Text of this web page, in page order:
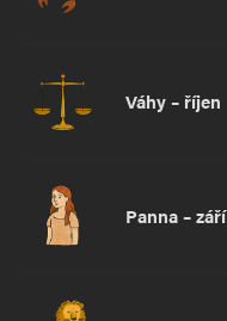
Váhy – říjen
Panna – září